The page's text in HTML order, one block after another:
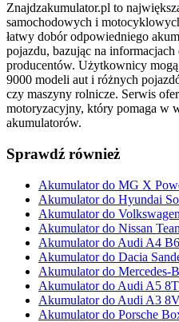
Znajdzakumulator.pl to
samochodowych i
łatwy dobór odpowiedniego
pojazdu, bazując na informacjach
producentów. Użytkownicy
9000 modeli aut i różnych
czy maszyny rolnicze. Serwis
motoryzacyjny, który pomaga w
akumulatorów.
Sprawdź również
Akumulator do MG X
Akumulator do Hyundai
Akumulator do
Akumulator do Nissan
Akumulator do Audi A4
Akumulator do Dacia
Akumulator do Mercedes-
Akumulator do Audi A5
Akumulator do Audi A3
Akumulator do Porsche